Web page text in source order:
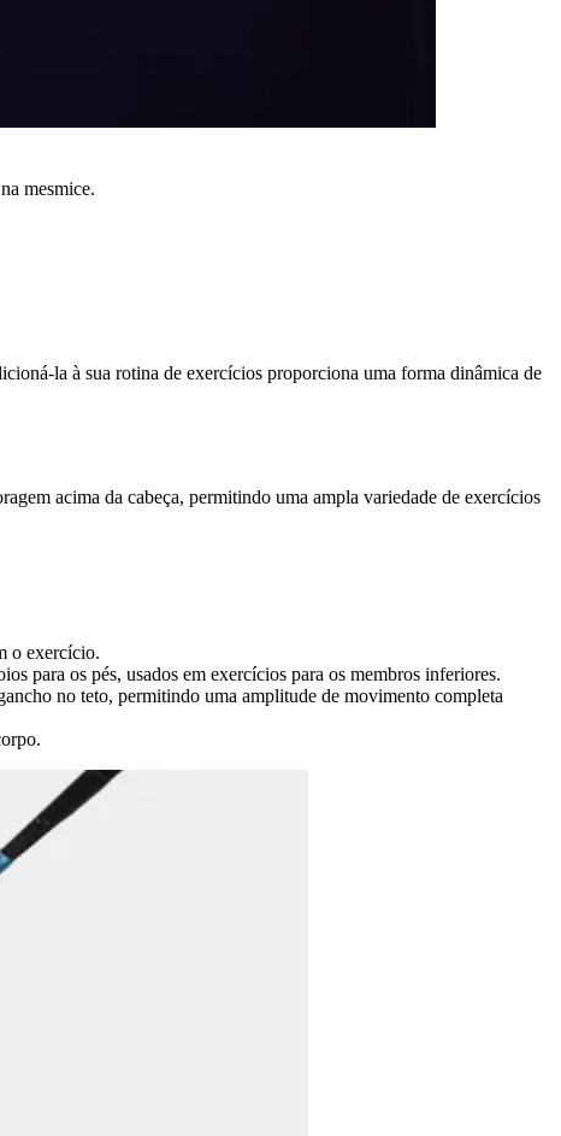
mesmice.
la à sua rotina de exercícios proporciona uma forma dinâmica de
acima da cabeça, permitindo uma ampla variedade de exercícios
o exercício.
para os pés, usados em exercícios para os membros inferiores.
no teto, permitindo uma amplitude de movimento completa